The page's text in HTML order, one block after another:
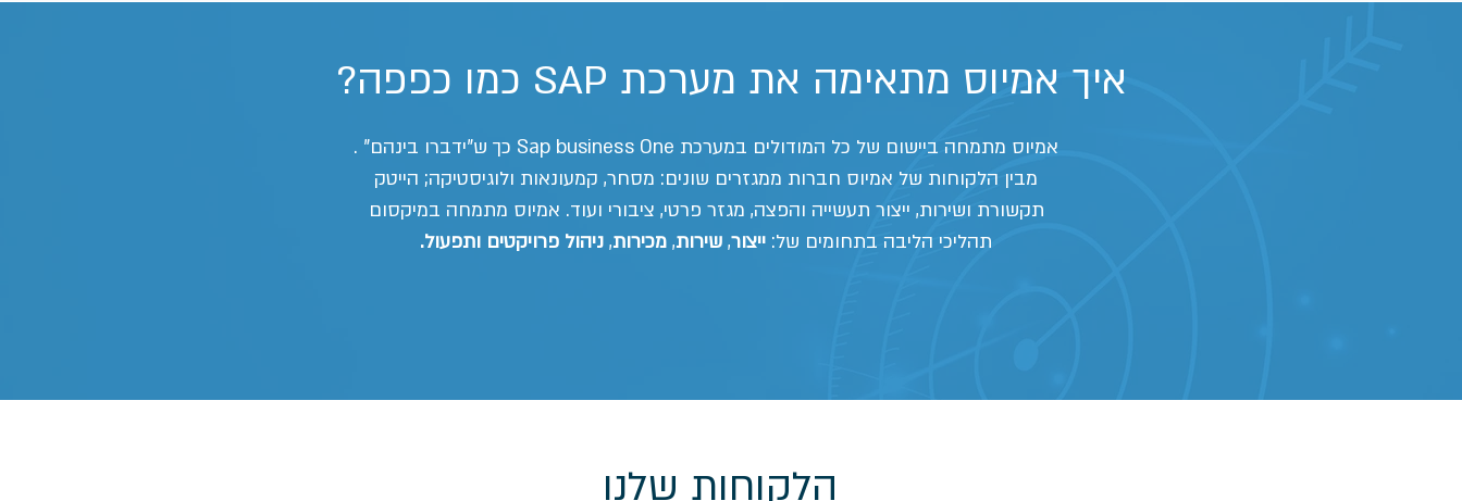
איך אמיוס מתאימה את מערכת SAP כמו כפפה?
אמיוס מתמחה ביישום של כל המודולים במערכת Sap business One כך ש"ידברו בינהם" .
מבין הלקוחות של אמיוס חברות ממגזרים שונים: מסחר, קמעונאות ולוגיסטיקה; הייטק
תקשורת ושירות, ייצור תעשייה והפצה, מגזר פרטי, ציבורי ועוד. אמיוס מתמחה במיקסום
תהליכי הליבה בתחומים של: ייצור, שירות, מכירות, ניהול פרויקטים ותפעול.
הלקוחות שלנו